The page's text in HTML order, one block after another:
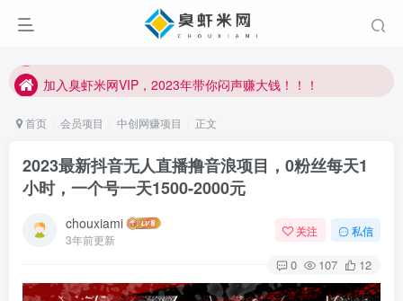
加入臭虾米网VIP，2023年带你闷声赚大钱！！！
加入臭虾米网VIP，2023年带你闷声赚大钱！！！
首页 会员项目 中创网赚项目 正文
2023最新抖音无人直播撸音浪项目，0粉丝每天1
小时，一个号一天1500-2000元
chouxiami
3年前更新
关注 私信
0 107 12